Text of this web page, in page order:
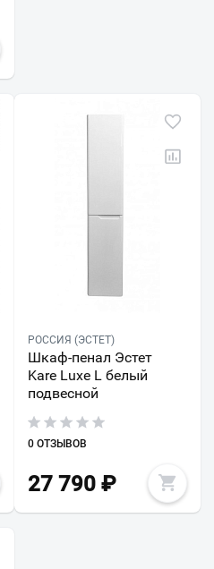
РОССИЯ (ЭСТЕТ)
Шкаф-пенал Эстет
Kare Luxe L белый
подвесной
0 ОТЗЫВОВ
27 790₽